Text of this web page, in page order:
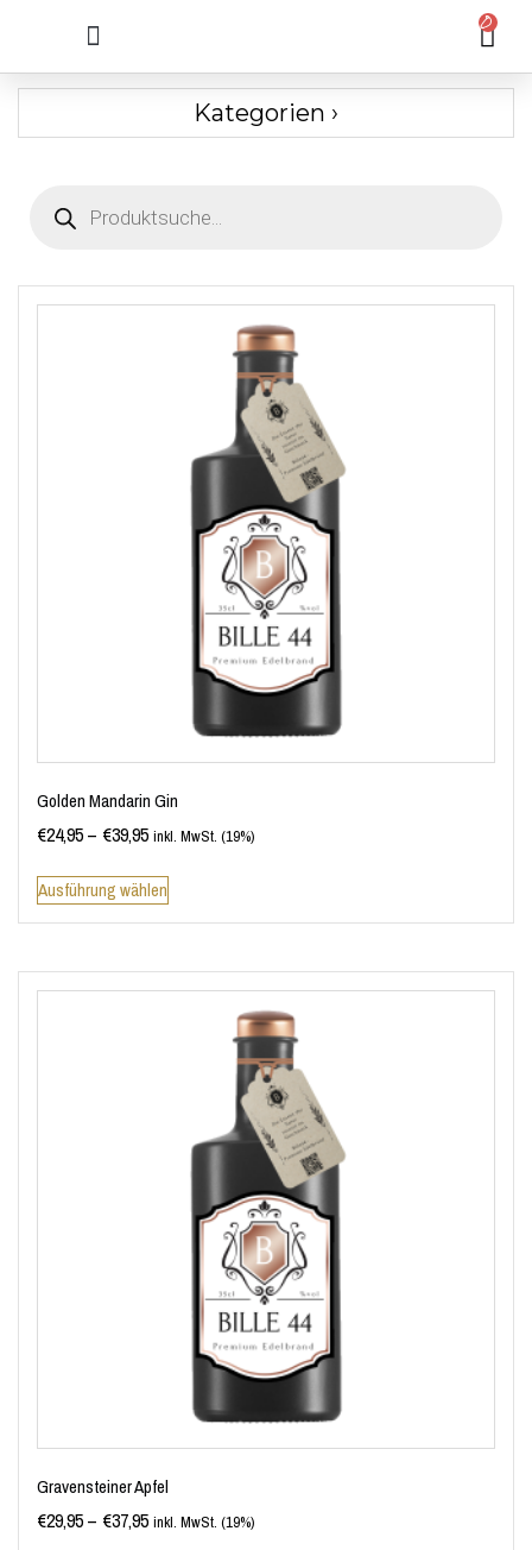
0
Kategorien ›
Golden Mandarin Gin
€24,95– €39,95 inkl. MwSt. (19%)
Ausführung wählen
Gravensteiner Apfel
€29,95– €37,95 inkl. MwSt. (19%)